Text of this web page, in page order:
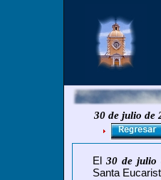
30 de julio de
El 30 de julio
Santa